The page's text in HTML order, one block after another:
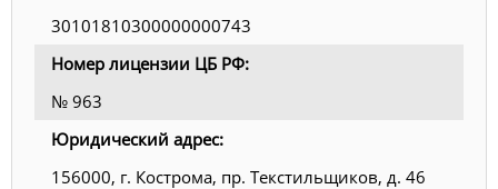
30101810300000000743
Номер лицензии ЦБ РФ:
№ 963
Юридический адрес:
156000, г. Кострома, пр. Текстильщиков, д. 46